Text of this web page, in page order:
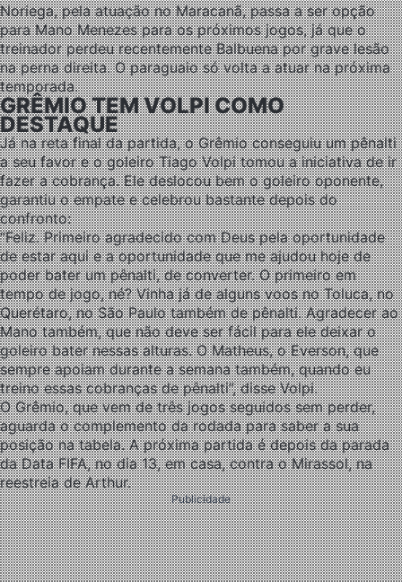
Noriega, pela atuação no Maracanã, passa a ser opção
para Mano Menezes para os próximos jogos, já que o
treinador perdeu recentemente Balbuena por grave lesão
na perna direita. O paraguaio só volta a atuar na próxima
temporada.
GRÊMIO TEM VOLPI COMO
DESTAQUE
Já na reta final da partida, o Grêmio conseguiu um pênalti
a seu favor e o goleiro Tiago Volpi tomou a iniciativa de ir
fazer a cobrança. Ele deslocou bem o goleiro oponente,
garantiu o empate e celebrou bastante depois do
confronto:
“Feliz. Primeiro agradecido com Deus pela oportunidade
de estar aqui e a oportunidade que me ajudou hoje de
poder bater um pênalti, de converter. O primeiro em
tempo de jogo, né? Vinha já de alguns voos no Toluca, no
Querétaro, no São Paulo também de pênalti. Agradecer ao
Mano também, que não deve ser fácil para ele deixar o
goleiro bater nessas alturas. O Matheus, o Everson, que
sempre apoiam durante a semana também, quando eu
treino essas cobranças de pênalti”, disse Volpi.
O Grêmio, que vem de três jogos seguidos sem perder,
aguarda o complemento da rodada para saber a sua
posição na tabela. A próxima partida é depois da parada
da Data FIFA, no dia 13, em casa, contra o Mirassol, na
reestreia de Arthur.
Publicidade